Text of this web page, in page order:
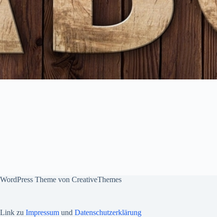
WordPress Theme von CreativeThemes
Link zu Impressum und Datenschutzerklärung